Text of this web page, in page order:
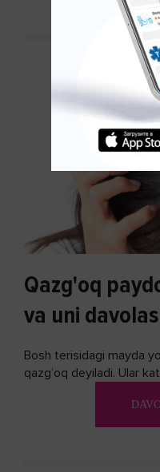
Qazg'oq
va uni
Bosh terisidagi mayda
qazg’oq deyiladi. Ular